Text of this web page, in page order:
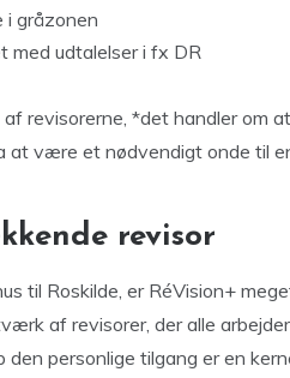
i gråzonen
med udtalelser i fx DR
revisorerne, *det handler om
at være et nødvendigt onde til
revisor
til Roskilde, er RéVision+
af revisorer, der alle
personlige tilgang er en